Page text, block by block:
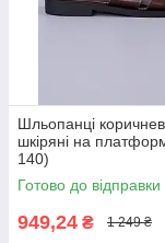
Шльопанці
шкіряні на
140)
Готово до відправки
949,24 ₴ 1 249 ₴